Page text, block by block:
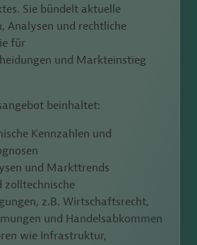
Sie bündelt aktuelle
Analysen und rechtliche
für
und Markteinstieg
beinhaltet:
Kennzahlen und
und Markttrends
zolltechnische
z.B. Wirtschaftsrecht,
und Handelsabkommen
wie Infrastruktur,